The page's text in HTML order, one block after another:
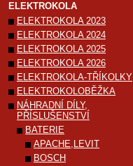
ELEKTROKOLA
ELEKTROKOLA 2023
ELEKTROKOLA 2024
ELEKTROKOLA 2025
ELEKTROKOLA 2026
ELEKTROKOLA-TŘÍKOLKY
ELEKTROKOLOBĚŽKA
NÁHRADNÍ DÍLY,
PŘÍSLUŠENSTVÍ
BATERIE
APACHE,LEVIT
BOSCH